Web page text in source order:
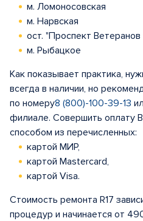
м. Ломоносовская
м. Нарвская
ост. "Проспект Ветеранов
м. Рыбацкое
Как показывает практика,
всегда в наличии, но
по номеру8 (800)-100-39-13
филиале. Совершить оплату
способом из перечисленных:
картой МИР,
картой Mastercard,
картой Visa.
Стоимость ремонта R17
процедур и начинается от